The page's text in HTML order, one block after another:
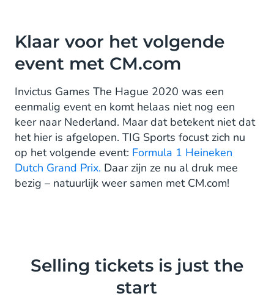
Klaar voor het volgende
event met CM.com
Invictus Games The Hague 2020 was een
eenmalig event en komt helaas niet nog een
keer naar Nederland. Maar dat betekent niet dat
het hier is afgelopen. TIG Sports focust zich nu
op het volgende event: Formula 1 Heineken
Dutch Grand Prix. Daar zijn ze nu al druk mee
bezig – natuurlijk weer samen met CM.com!
Selling tickets is just the
start